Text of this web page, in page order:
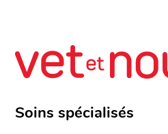
Soins spécialisés